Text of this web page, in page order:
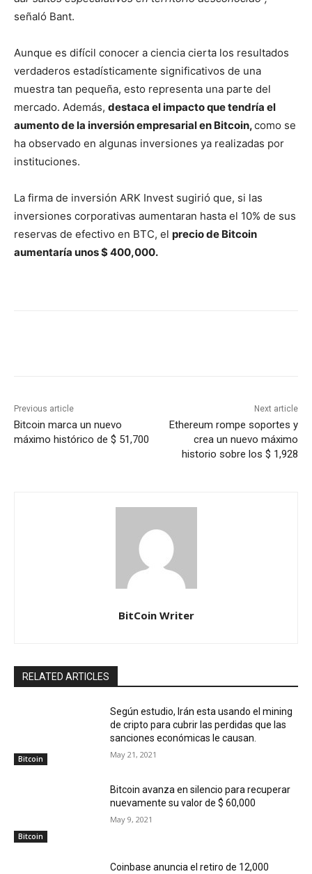
señaló Bant.
Aunque es difícil conocer a ciencia cierta los resultados
verdaderos estadísticamente significativos de una
muestra tan pequeña, esto representa una parte del
mercado. Además, destaca el impacto que tendría el
aumento de la inversión empresarial en Bitcoin,como se
ha observado en algunas inversiones ya realizadas por
instituciones.
La firma de inversión ARK Invest sugirió que, si las
inversiones corporativas aumentaran hasta el 10% de sus
reservas de efectivo en BTC, el precio de Bitcoin
aumentaría unos $ 400,000.
Previous article
Bitcoin marca un nuevo
máximo histórico de $ 51,700
Next article
Ethereum rompe soportes y
crea un nuevo máximo
historio sobre los $ 1,928
BitCoin Writer
RELATED ARTICLES
Bitcoin
Según estudio, Irán esta usando el mining
de cripto para cubrir las perdidas que las
sanciones económicas le causan.
May 21, 2021
Bitcoin
Bitcoin avanza en silencio para recuperar
nuevamente su valor de $ 60,000
May 9, 2021
Coinbase anuncia el retiro de 12,000